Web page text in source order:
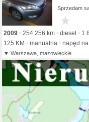
Sprzedam
2009 254 256 km diesel
1
125 KM
manualna napęd
Warszawa, mazowieckie